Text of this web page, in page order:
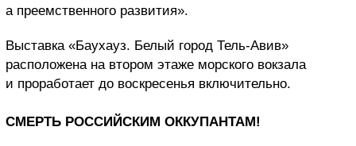
а преемственного развития».
Выставка «Баухауз. Белый город Тель-Авив»
расположена на втором этаже морского вокзала
и проработает до воскресенья включительно.
СМЕРТЬ РОССИЙСКИМ ОККУПАНТАМ!